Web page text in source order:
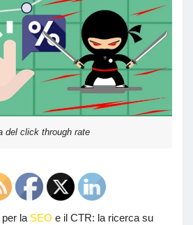
del click through rate
la SEO e il CTR: la ricerca su